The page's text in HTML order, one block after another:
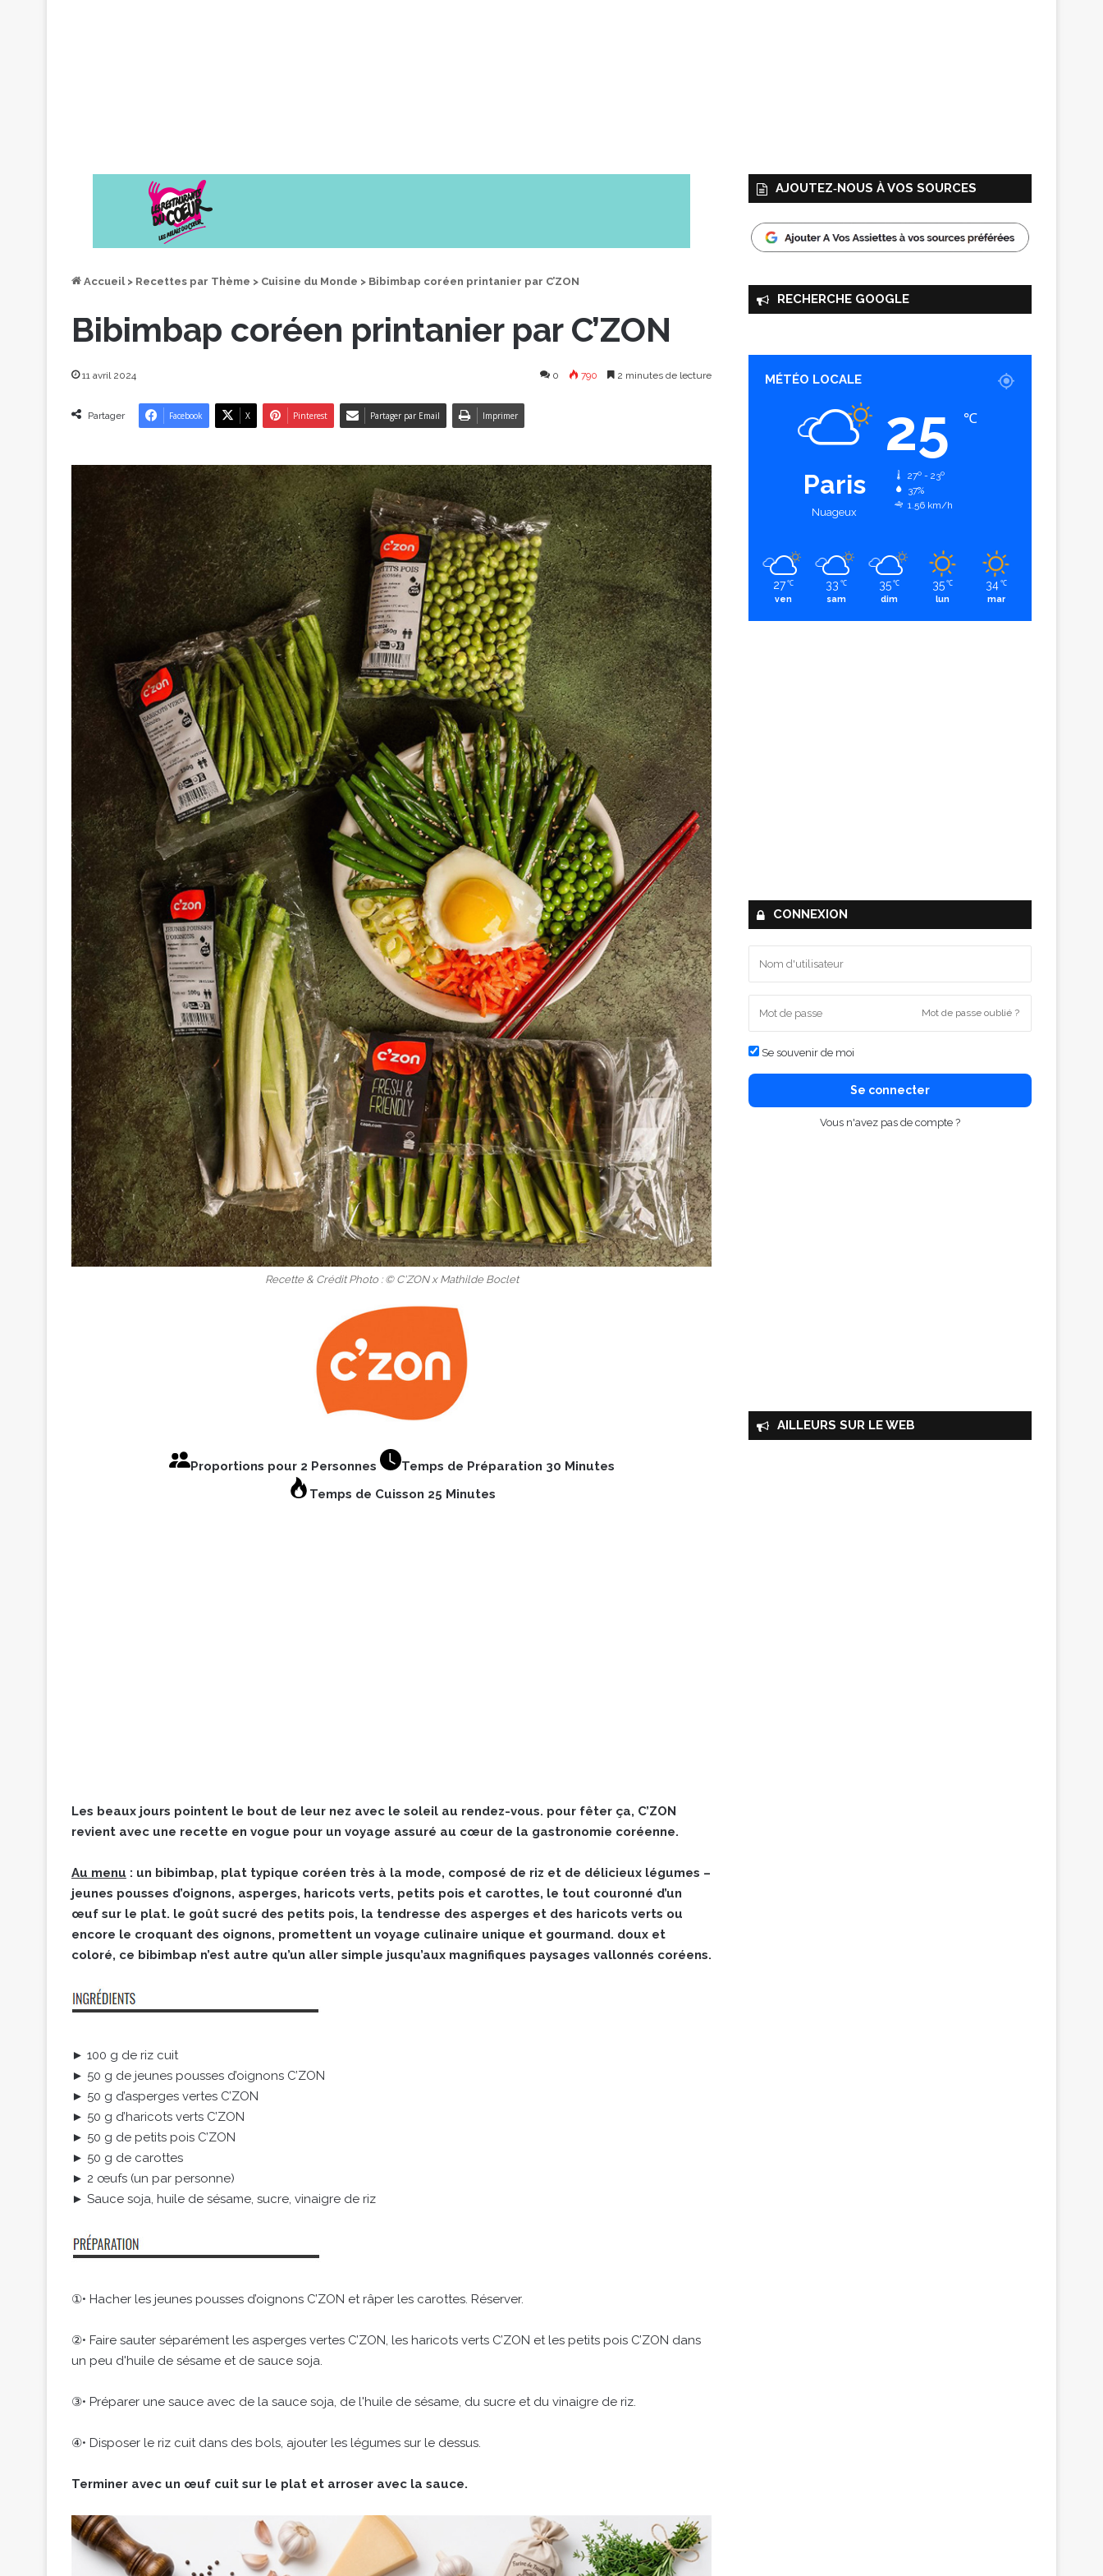
Accueil > Recettes par Thème > Cuisine du Monde > Bibimbap coréen printanier par C’ZON
Bibimbap coréen printanier par C’ZON
11 avril 2024 0 790 2 minutes de lecture
Partager Facebook X Pinterest Partager par Email Imprimer
Recette & Crédit Photo : © C'ZON x Mathilde Boclet
Proportions pour 2 Personnes
Temps de Préparation 30 Minutes
Temps de Cuisson 25 Minutes
Les beaux jours pointent le bout de leur nez avec le soleil au rendez-vous. pour fêter ça, C’ZON
revient avec une recette en vogue pour un voyage assuré au cœur de la gastronomie coréenne.
Au menu : un bibimbap, plat typique coréen très à la mode, composé de riz et de délicieux légumes –
jeunes pousses d’oignons, asperges, haricots verts, petits pois et carottes, le tout couronné d’un
œuf sur le plat. le goût sucré des petits pois, la tendresse des asperges et des haricots verts ou
encore le croquant des oignons, promettent un voyage culinaire unique et gourmand. doux et
coloré, ce bibimbap n’est autre qu’un aller simple jusqu’aux magnifiques paysages vallonnés coréens.
► 100 g de riz cuit
► 50 g de jeunes pousses d’oignons C’ZON
► 50 g d’asperges vertes C’ZON
► 50 g d’haricots verts C’ZON
► 50 g de petits pois C’ZON
► 50 g de carottes
► 2 œufs (un par personne)
► Sauce soja, huile de sésame, sucre, vinaigre de riz
①• Hacher les jeunes pousses d’oignons C’ZON et râper les carottes. Réserver.
②• Faire sauter séparément les asperges vertes C’ZON, les haricots verts C’ZON et les petits pois C’ZON dans
un peu d'huile de sésame et de sauce soja.
③• Préparer une sauce avec de la sauce soja, de l'huile de sésame, du sucre et du vinaigre de riz.
④• Disposer le riz cuit dans des bols, ajouter les légumes sur le dessus.
Terminer avec un œuf cuit sur le plat et arroser avec la sauce.
AJOUTEZ‑NOUS À VOS SOURCES
RECHERCHE GOOGLE
MÉTÉO LOCALE
Paris
Nuageux
25 ℃
27º - 23º
37%
1.56 km/h
27 ℃
ven
33 ℃
sam
35 ℃
dim
35 ℃
lun
34 ℃
mar
CONNEXION
Mot de passe oublié ?
Se souvenir de moi
Se connecter
Vous n'avez pas de compte ?
AILLEURS SUR LE WEB